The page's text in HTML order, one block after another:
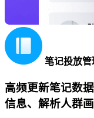
笔记投放管
高频更新笔记数
信息、解析人群